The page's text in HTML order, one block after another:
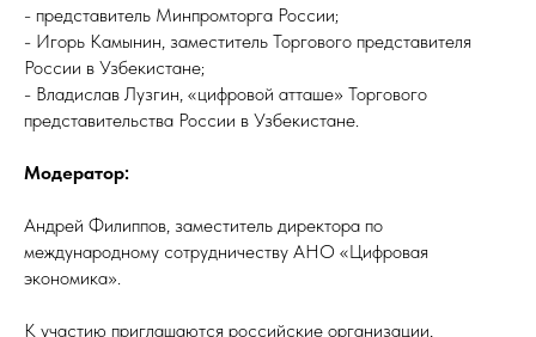
- представитель Минпромторга России;
- Игорь Камынин, заместитель Торгового представителя
России в Узбекистане;
- Владислав Лузгин, «цифровой атташе» Торгового
представительства России в Узбекистане.
Модератор:
Андрей Филиппов, заместитель директора по
международному сотрудничеству АНО «Цифровая
экономика».
К участию приглашаются российские организации,